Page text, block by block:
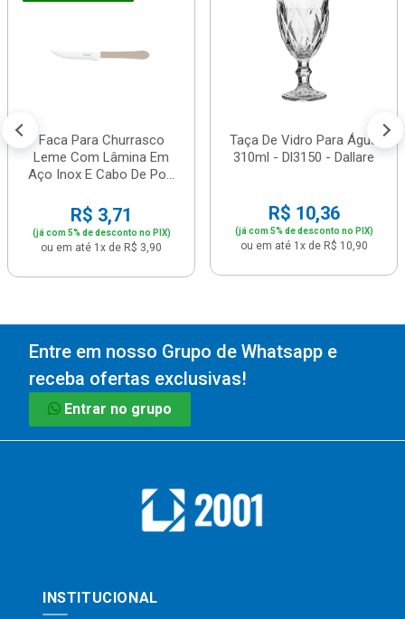
Faca Para Churrasco
Leme Com Lâmina Em
Aço Inox E Cabo De Po...
R$ 3,71
(já com 5% de desconto no PIX)
ou em até 1x de R$ 3,90
Taça De Vidro Para Água
310ml - Dl3150 - Dallare
R$ 10,36
(já com 5% de desconto no PIX)
ou em até 1x de R$ 10,90
Entre em nosso Grupo de Whatsapp e
receba ofertas exclusivas!
Entrar no grupo
INSTITUCIONAL